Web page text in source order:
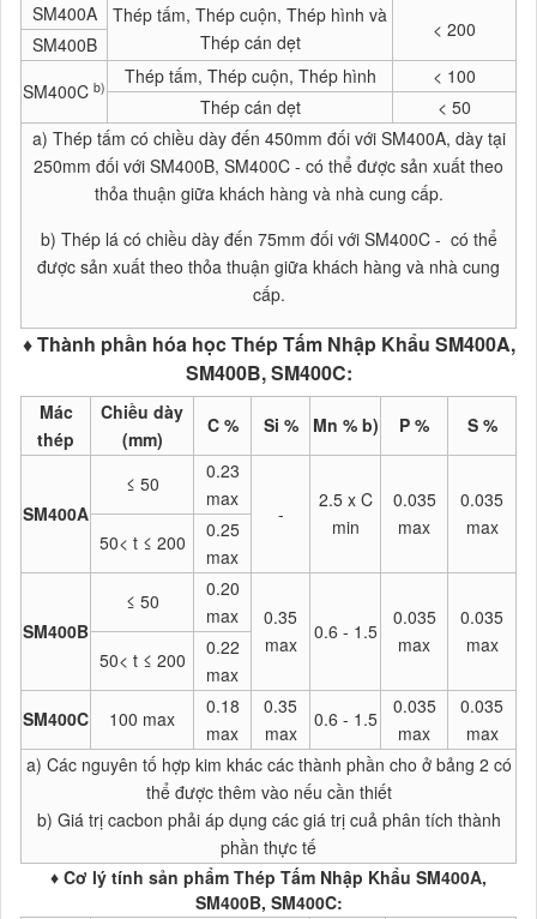
SM400A
Thép tấm, Thép cuộn, Thép hình và
Thép cán dẹt
< 200
SM400B
SM400C b) Thép tấm, Thép cuộn, Thép hình
< 100
Thép cán dẹt
< 50
a) Thép tấm có chiều dày đến 450mm đối với SM400A, dày tại
250mm đối với SM400B, SM400C - có thể được sản xuất theo
thỏa thuận giữa khách hàng và nhà cung cấp.
b) Thép lá có chiều dày đến 75mm đối với SM400C - có thể
được sản xuất theo thỏa thuận giữa khách hàng và nhà cung
cấp.
♦ Thành phần hóa học Thép Tấm Nhập Khẩu SM400A,
SM400B, SM400C:
Mác
thép
Chiều dày
(mm)
C % Si % Mn % b) P % S %
SM400A
≤ 50
0.23
max
-
2.5 x C
min
0.035
max
0.035
max
50< t ≤ 200
0.25
max
SM400B
≤ 50
0.20
max
0.35
max
0.6 - 1.5
0.035
max
0.035
max
50< t ≤ 200
0.22
max
SM400C
100 max
0.18
max
0.35
max
0.6 - 1.5
0.035
max
0.035
max
a) Các nguyên tố hợp kim khác các thành phần cho ở bảng 2 có
thể được thêm vào nếu cần thiết
b) Giá trị cacbon phải áp dụng các giá trị cuả phân tích thành
phần thực tế
♦ Cơ lý tính sản phẩm Thép Tấm Nhập Khẩu SM400A,
SM400B, SM400C: